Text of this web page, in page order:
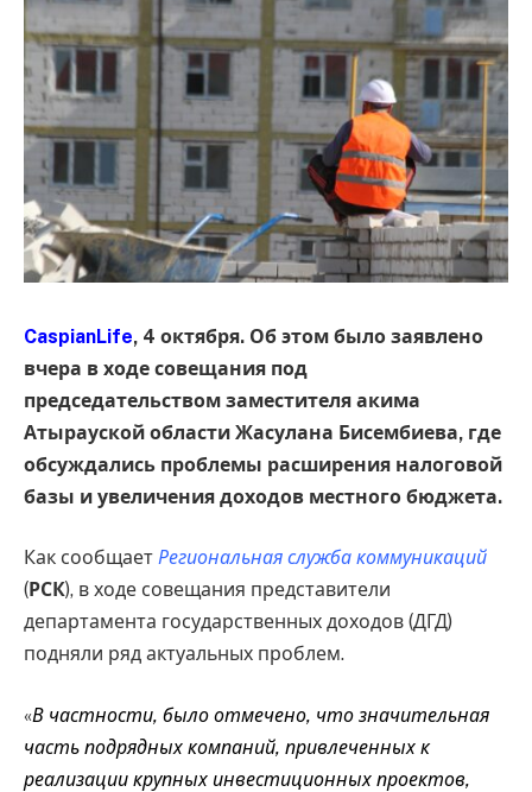
CaspianLife, 4 октября. Об этом было заявлено
вчера в ходе совещания под
председательством заместителя акима
Атырауской области Жасулана Бисембиева, где
обсуждались проблемы расширения налоговой
базы и увеличения доходов местного бюджета.
Как сообщает Региональная служба коммуникаций
(РСК), в ходе совещания представители
департамента государственных доходов (ДГД)
подняли ряд актуальных проблем.
«В частности, было отмечено, что значительная
часть подрядных компаний, привлеченных к
реализации крупных инвестиционных проектов,